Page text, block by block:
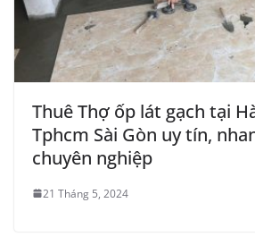
Thuê Thợ ốp lát gạch tại
Tphcm Sài Gòn uy tín,
chuyên nghiệp
21 Tháng 5, 2024